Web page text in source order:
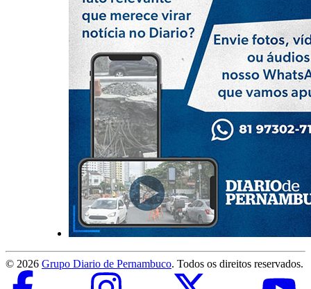
© 2026 Grupo Diario de Pernambuco. Todos os direitos reservados.